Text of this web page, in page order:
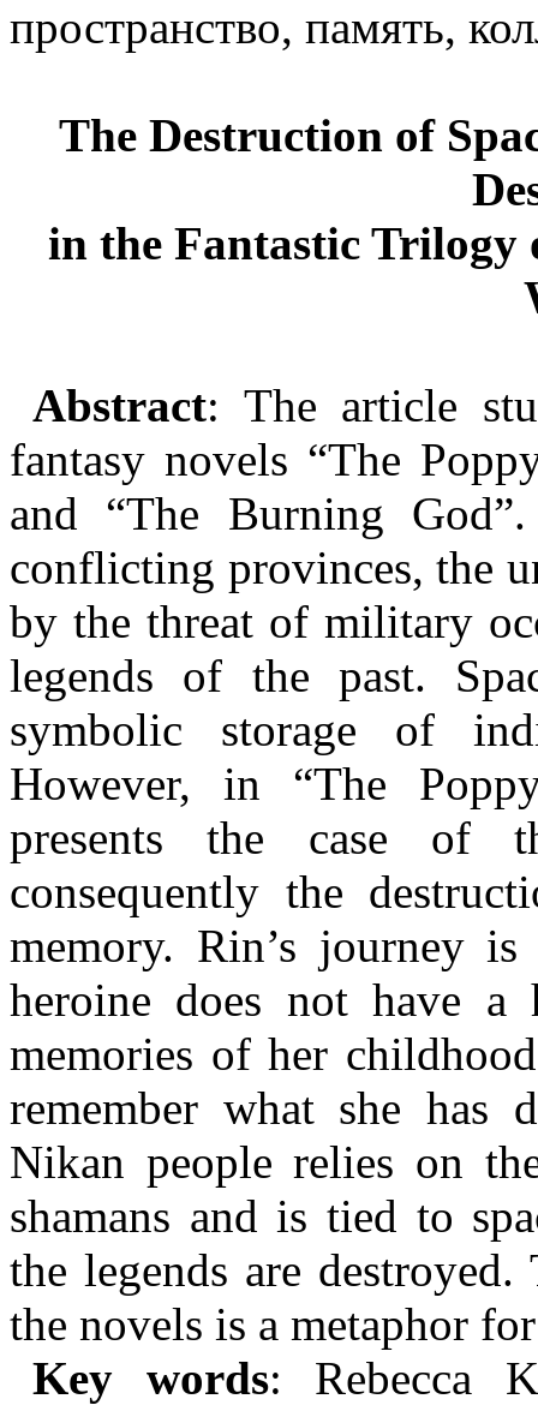
пространство, память,
The Destruction of
in the Fantastic Trilogy
Abstract: The article
fantasy novels “The
and “The Burning
conflicting provinces, the
by the threat of military
legends of the past.
symbolic storage of
However, in “The
presents the case of
consequently the
memory. Rin’s journey
heroine does not have a
memories of her
remember what she has
Nikan people relies on
shamans and is tied to
the legends are
the novels is a metaphor
Key words: Rebecca